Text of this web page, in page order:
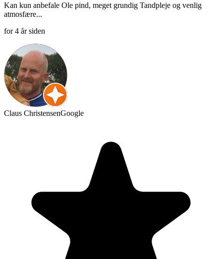
Kan kun anbefale Ole pind, meget grundig Tandpleje og venlig
atmosfære...
for 4 år siden
Claus ChristensenGoogle